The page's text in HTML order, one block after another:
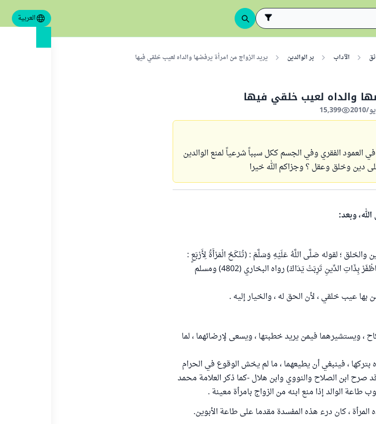
العربية
الآداب بر الوالدين يريد الزواج من امرأة يرفضها والداه لعيب خلقي فيها
والداه لعيب خلقي فيها
15,399
العمود الفقري وفي الجسم ككل سبباً شرعياً لمنع الوالدين
دين وخلق وعقل ؟ وجزاكم الله خيرا
وبعد:
والخلق ؛ لقوله صَلَّى اللَّهُ عَلَيْهِ وَسَلَّمَ : (تُنْكَحُ الْمَرْأَةُ لِأَرْبَعٍ :
لِمَالِهَا ، وَلِحَسَبِهَا ، وَلِجَمَالِهَا ، وَلِدِينِهَا ، فَاظْفَرْ بِذَاتِ الدِّينِ تَرِبَتْ يَدَاكَ) رواه البخاري (4802) ومسلم
عيب خلقي ، لأن الحق له ، والخيار إليه .
، ويستشيرهما فيمن يريد خطبتها ، ويسعى لإرضائهما ، لما
بتركها ، فينبغي أن يطيعهما ، ما لم يخش الوقوع في الحرام
صرح ابن الصلاح والنووي وابن هلال -كما ذكر العلامة محمد
طاعة الوالد إذا منع ابنه من الزواج بامرأة معينة .
، كان درء هذه المفسدة مقدما على طاعة الأبوين.